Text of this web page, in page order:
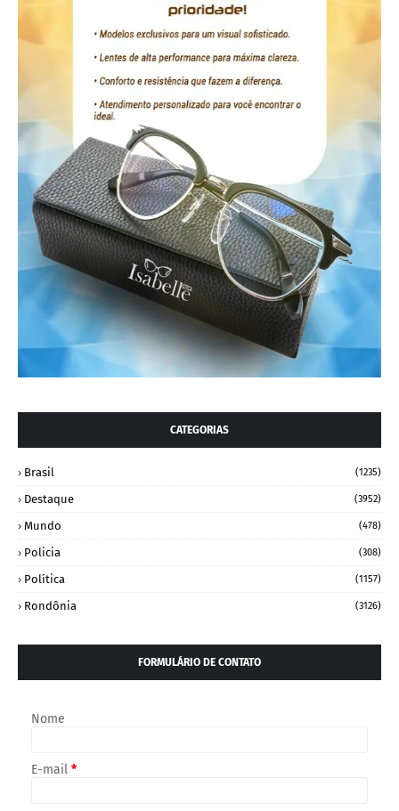
CATEGORIAS
Brasil (1235)
Destaque (3952)
Mundo (478)
Policia (308)
Política (1157)
Rondônia (3126)
FORMULÁRIO DE CONTATO
Nome
E-mail *